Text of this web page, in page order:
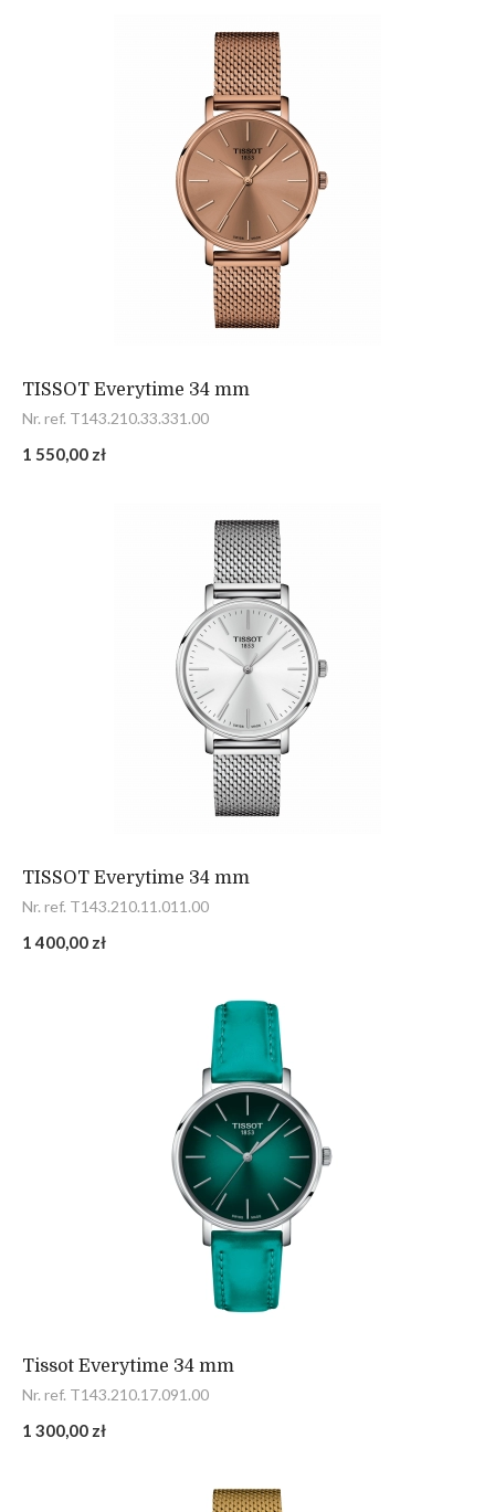
TISSOT Everytime 34 mm
Nr. ref. T143.210.33.331.00
1 550,00 zł
TISSOT Everytime 34 mm
Nr. ref. T143.210.11.011.00
1 400,00 zł
Tissot Everytime 34 mm
Nr. ref. T143.210.17.091.00
1 300,00 zł